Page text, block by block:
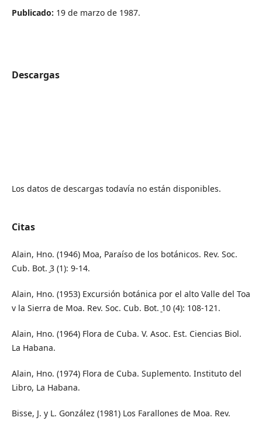
Publicado: 19 de marzo de 1987.
Descargas
Los datos de descargas todavía no están disponibles.
Citas
Alain, Hno. (1946) Moa, Paraíso de los botánicos. Rev. Soc.
Cub. Bot. ̠3 (1): 9-14.
Alain, Hno. (1953) Excursión botánica por el alto Valle del Toa
v la Sierra de Moa. Rev. Soc. Cub. Bot. ̠10 (4): 108-121.
Alain, Hno. (1964) Flora de Cuba. V. Asoc. Est. Ciencias Biol.
La Habana.
Alain, Hno. (1974) Flora de Cuba. Suplemento. Instituto del
Libro, La Habana.
Bisse, J. y L. González (1981) Los Farallones de Moa. Rev.